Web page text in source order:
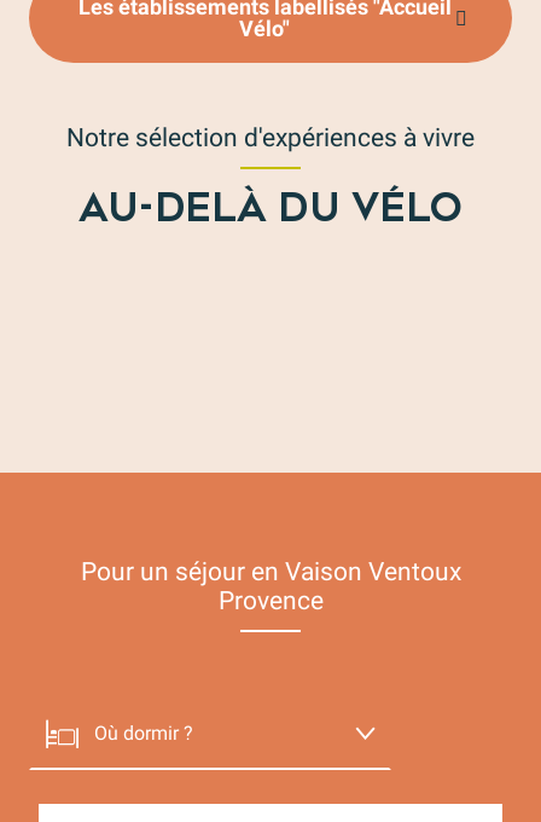
Les établissements labellisés "Accueil
Vélo"
Notre sélection d'expériences à vivre
AU-DELÀ DU VÉLO
Pour un séjour en Vaison Ventoux
Provence
Où dormir ?
Où manger ?